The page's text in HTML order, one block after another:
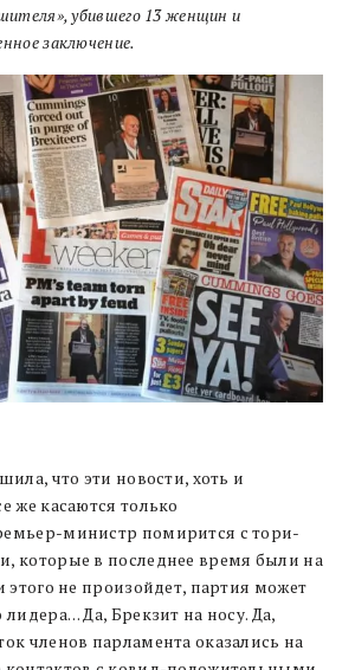
убившего 13 женщин и
заключение.
что эти новости, хоть и
же касаются только
министр помирится с тори-
которые в последнее время были на
этого не произойдет, партия может
лидера… Да, Брекзит на носу. Да,
членов парламента оказались на